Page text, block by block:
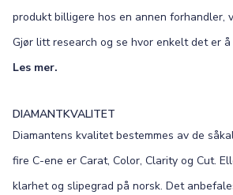
produkt billigere hos en annen forhandler,
Gjør litt research og se hvor enkelt det er å
Les mer.
DIAMANTKVALITET
Diamantens kvalitet bestemmes av de
fire C-ene er Carat, Color, Clarity og Cut.
klarhet og slipegrad på norsk. Det